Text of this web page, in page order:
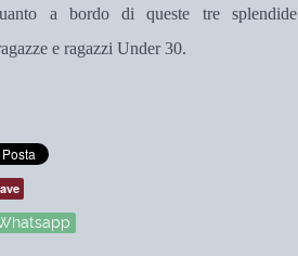
a bordo di queste tre splendide
e ragazzi Under 30.